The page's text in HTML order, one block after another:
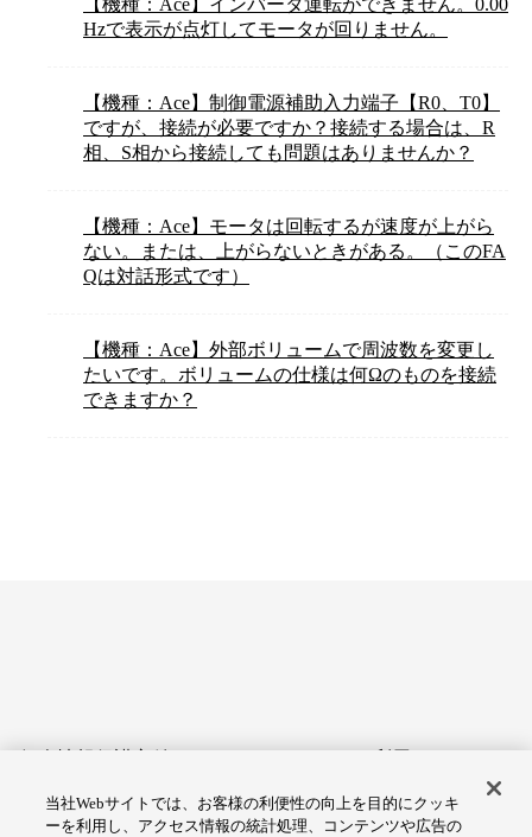
【機種：Ace】インバータ運転ができません。0.00
Hzで表示が点灯してモータが回りません。
【機種：Ace】制御電源補助入力端子【R0、T0】
ですが、接続が必要ですか？接続する場合は、R
相、S相から接続しても問題はありませんか？
【機種：Ace】モータは回転するが速度が上がら
ない。または、上がらないときがある。（このFA
Qは対話形式です）
【機種：Ace】外部ボリュームで周波数を変更し
たいです。ボリュームの仕様は何Ωのものを接続
できますか？
アクセシビリティへの対応
Cookie設定
当社Webサイトでは、お客様の利便性の向上を目的にクッキ
ーを利用し、アクセス情報の統計処理、コンテンツや広告の